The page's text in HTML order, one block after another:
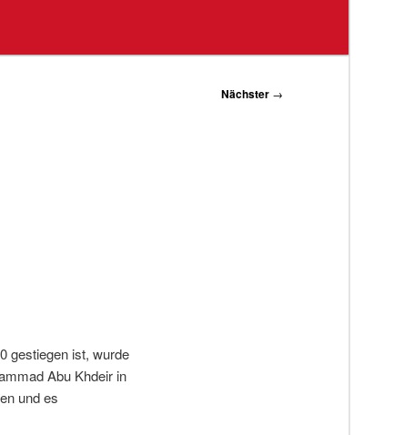
Nächster →
gestiegen ist, wurde
Abu Khdeir in
und es